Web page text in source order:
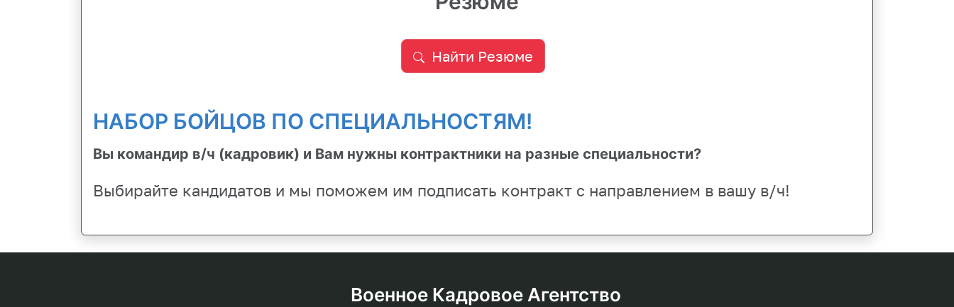
Найти Резюме
НАБОР БОЙЦОВ ПО СПЕЦИАЛЬНОСТЯМ!
Вы командир в/ч (кадровик) и Вам нужны контрактники на разные специальности?
Выбирайте кандидатов и мы поможем им подписать контракт с направлением в вашу в/ч!
Военное Кадровое Агентство